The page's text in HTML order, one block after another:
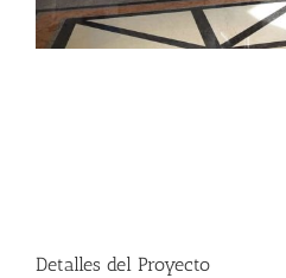
Detalles del Proyecto